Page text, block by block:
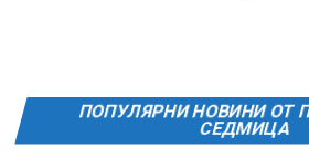
ПОПУЛЯРНИ НОВИНИ ОТ
СЕДМИЦА